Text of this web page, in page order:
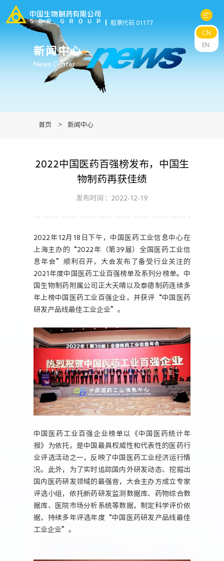
股票代码 01177
可持续发展
CN
EN
新闻中心
News Center
首页 > 新闻中心
2022中国医药百强榜发布，中国生
物制药再获佳绩
发布时间：2022-12-19
2022年12月18日下午，中国医药工业信息中心在
上海主办的“2022年（第39届）全国医药工业信
息年会”顺利召开，大会发布了备受行业关注的
2021年度中国医药工业百强榜单及系列分榜单。中
国生物制药附属公司正大天晴以及泰德制药连续多
年上榜中国医药工业百强企业，并获评“中国医药
研发产品线最佳工业企业”。
中国医药工业百强企业榜单以《中国医药统计年
报》为依托，是中国最具权威性和代表性的医药行
业评选活动之一，反映了中国医药工业经济运行情
况。此外，为了实时追踪国内外研发动态、挖掘出
国内医药研发领域的最强音，大会主办方成立专家
评选小组，依托新药研发监测数据库、药物综合数
据库、医院市场分析系统等数据，制定科学评价依
据，持续多年评选年度“中国医药研发产品线最佳
工业企业”。